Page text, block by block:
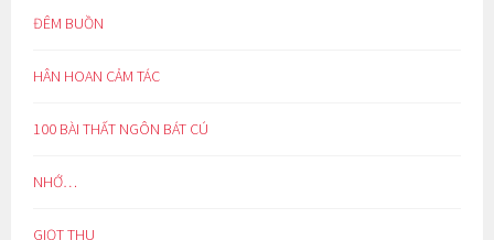
ĐÊM BUỒN
HÂN HOAN CẢM TÁC
100 BÀI THẤT NGÔN BÁT CÚ
NHỚ…
GIỌT THU